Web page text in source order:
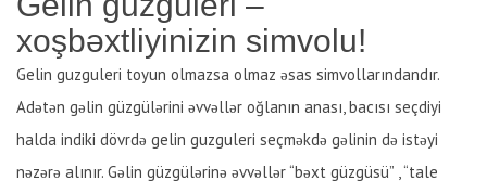
xoşbəxtliyinizin simvolu!
Gelin guzguleri toyun olmazsa olmaz əsas simvollarındandır.
Adətən gəlin güzgülərini əvvəllər oğlanın anası, bacısı seçdiyi
halda indiki dövrdə gelin guzguleri seçməkdə gəlinin də istəyi
nəzərə alınır. Gəlin güzgülərinə əvvəllər “bəxt güzgüsü” , “tale